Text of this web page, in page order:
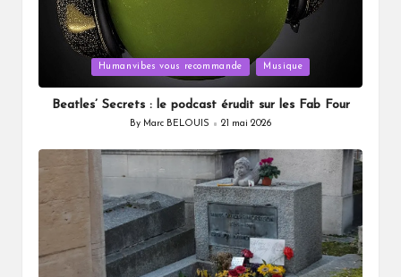
in
Humanvibes vous recommande Musique
Beatles’ Secrets : le podcast érudit sur les Fab Four
Posted
By Marc BELOUIS 21 mai 2026